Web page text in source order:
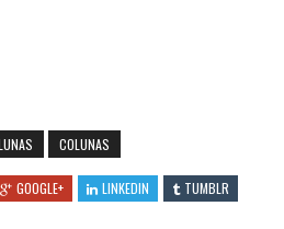
COLUNAS
GOOGLE+ LINKEDIN
TUMBLR